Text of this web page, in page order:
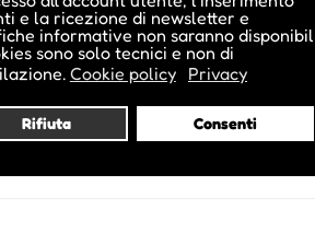
e la ricezione di newsletter e
informative non saranno
sono solo tecnici e non di
Cookie policy Privacy
Rifiuta Consenti